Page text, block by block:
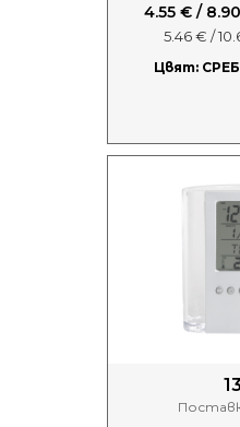
4.55 € /
5.46 € /
Цвят: